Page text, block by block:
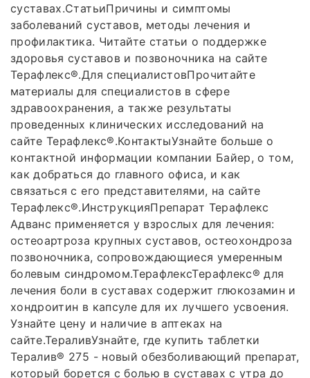
суставах.СтатьиПричины и симптомы
заболеваний суставов, методы лечения и
профилактика. Читайте статьи о поддержке
здоровья суставов и позвоночника на сайте
Терафлекс®.Для специалистовПрочитайте
материалы для специалистов в сфере
здравоохранения, а также результаты
проведенных клинических исследований на
сайте Терафлекс®.КонтактыУзнайте больше о
контактной информации компании Байер, о том,
как добраться до главного офиса, и как
связаться с его представителями, на сайте
Терафлекс®.ИнструкцияПрепарат Терафлекс
Адванс применяется у взрослых для лечения:
остеоартроза крупных суставов, остеохондроза
позвоночника, сопровождающиеся умеренным
болевым синдромом.ТерафлексТерафлекс® для
лечения боли в суставах содержит глюкозамин и
хондроитин в капсуле для их лучшего усвоения.
Узнайте цену и наличие в аптеках на
сайте.ТераливУзнайте, где купить таблетки
Тералив® 275 - новый обезболивающий препарат,
который борется с болью в суставах с утра до